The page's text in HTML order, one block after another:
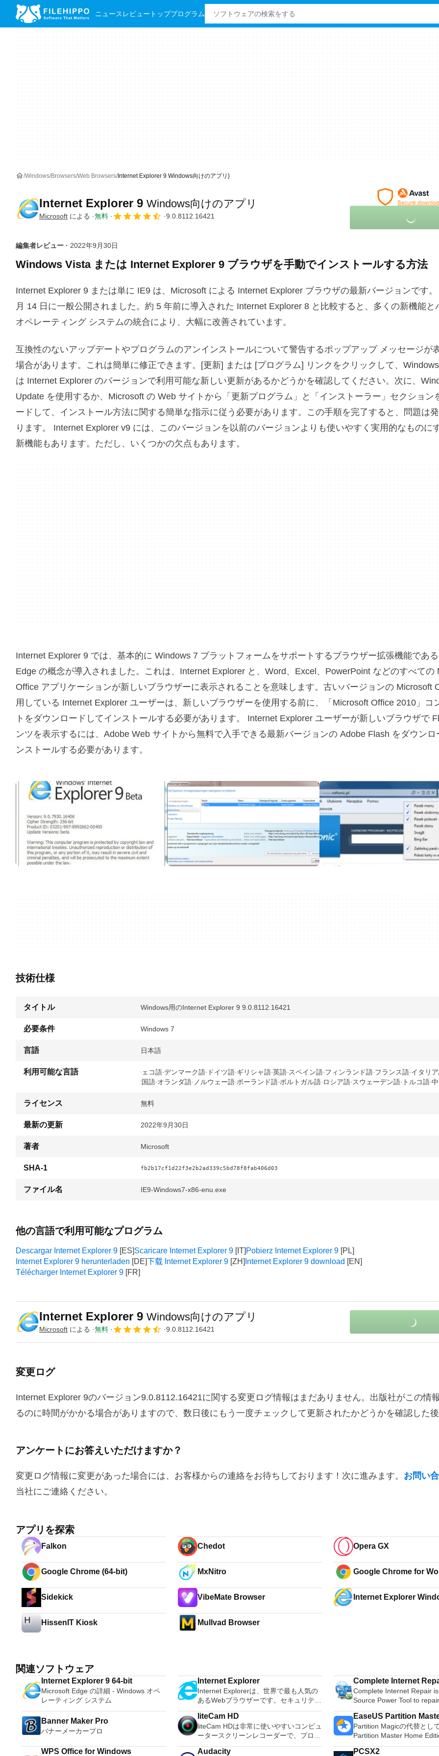
ニュース レビュー トッププログラム
Windows Browsers Web Browsers Internet Explorer 9 Windows向けのアプリ}
Internet Explorer 9 Windows向けのアプリ
Microsoft による 無料 9.0.8112.16421
編集者レビュー · 2022年9月30日
Windows Vista または Internet Explorer 9 ブラウザを手動でインストールする方法
Internet Explorer 9 または単に IE9 は、Microsoft による Internet Explorer ブラウザの最新バージョンです
月 14 日に一般公開されました。約 5 年前に導入された Internet Explorer 8 と比較すると、多くの新機能と
オペレーティング システムの統合により、大幅に改善されています。
互換性のないアップデートやプログラムのアンインストールについて警告するポップアップ メッセージが
場合があります。これは簡単に修正できます。[更新] または [プログラム] リンクをクリックして、
は Internet Explorer のバージョンで利用可能な新しい更新があるかどうかを確認してください。次に、
Update を使用するか、Microsoft の Web サイトから「更新プログラム」と「インストーラー」セクション
ードして、インストール方法に関する簡単な指示に従う必要があります。この手順を完了すると、問題は
ります。 Internet Explorer v9 には、このバージョンを以前のバージョンよりも使いやすく実用的なものに
新機能もあります。ただし、いくつかの欠点もあります。
Internet Explorer 9 では、基本的に Windows 7 プラットフォームをサポートするブラウザー拡張機能であ
Edge の概念が導入されました。これは、Internet Explorer と、Word、Excel、PowerPoint などのすべての
Office アプリケーションが新しいブラウザーに表示されることを意味します。古いバージョンの Microsoft
用している Internet Explorer ユーザーは、新しいブラウザーを使用する前に、「Microsoft Office 2010」コ
トをダウンロードしてインストールする必要があります。 Internet Explorer ユーザーが新しいブラウザで
ンツを表示するには、Adobe Web サイトから無料で入手できる最新バージョンの Adobe Flash をダウンロ
ンストールする必要があります。
技術仕様
タイトル Windows用のInternet Explorer 9 9.0.8112.16421
必要条件 Windows 7
言語 日本語
利用可能な言語 チェコ語 デンマーク語 ドイツ語 ギリシャ語 英語 スペイン語 フィンランド語 フランス語 イタリ
韓国語 オランダ語 ノルウェー語 ポーランド語 ポルトガル語 ロシア語 スウェーデン語 トルコ語
ライセンス 無料
最新の更新 2022年9月30日
著者 Microsoft
SHA-1 fb2b17cf1d22f3e2b2ad339c5bd78f8fab406d03
ファイル名 IE9-Windows7-x86-enu.exe
他の言語で利用可能なプログラム
Descargar Internet Explorer 9 Scaricare Internet Explorer 9
Pobierz Internet Explorer 9
Internet Explorer 9 herunterladen
下载 Internet Explorer 9
Internet Explorer 9 download
Télécharger Internet Explorer 9
Internet Explorer 9 Windows向けのアプリ
Microsoft による 無料 9.0.8112.16421
変更ログ
Internet Explorer 9のバージョン9.0.8112.16421に関する変更ログ情報はまだありません。出版社がこの情
るのに時間がかかる場合がありますので、数日後にもう一度チェックして更新されたかどうかを確認した後
アンケートにお答えいただけますか？
変更ログ情報に変更があった場合には、お客様からの連絡をお待ちしております！次に進みます。 お問い
当社にご連絡ください。
アプリを探索
Falkon Chedot Opera GX
Google Chrome (64-bit) MxNitro Google Chrome for
Sidekick VibeMate Browser Internet Explorer
HissenIT Kiosk Mullvad Browser
関連ソフトウェア
Internet Explorer 9 64-bit
Microsoft Edge の詳細 - Windows オペ
レーティング システム
Internet Explorer
Internet Explorerは、世界で最も人気の
あるWebブラウザーです。セキュリテ
ィ、使いやすさ、RSS、CSS、および
Ajaxサポートの改善は、Microsoftの
Internet Explorerの優先事項です。 ブラ
ウザの最新バージョンには、次のサポー
トが含まれています。 アクセラレータ -
Complete Internet
Complete Internet Repair
Source Power Tool to
connections and get you
running in no time. Please
unable to repair hardware
your ISP up and running
short; Complete Internet
Banner Maker Pro
バナーメーカープロ
liteCam HD
liteCam HDは非常に使いやすいコンピュ
ータースクリーンレコーダーで、プロ並
みのHDビデオを簡単に作成できます。
liteCam HDでは、PC画面に何でも記録
EaseUS Partition
Partition Magicの代替とし
Partition Master Home
オールインワンパーティシ
ションおよびディスク管理
WPS Office for Windows Audacity PCSX2